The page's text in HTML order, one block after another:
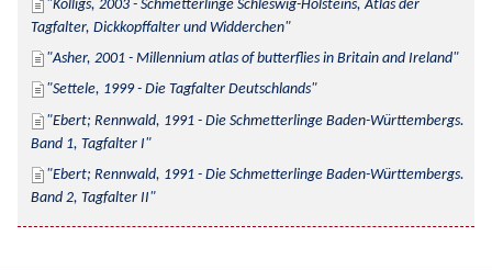
Kolligs, 2003 - Schmetterlinge Schleswig-Holsteins, Atlas der
Tagfalter, Dickkopffalter und Widderchen
Asher, 2001 - Millennium atlas of butterflies in Britain and Ireland
Settele, 1999 - Die Tagfalter Deutschlands
Ebert; Rennwald, 1991 - Die Schmetterlinge Baden-Württembergs.
Band 1, Tagfalter I
Ebert; Rennwald, 1991 - Die Schmetterlinge Baden-Württembergs.
Band 2, Tagfalter II